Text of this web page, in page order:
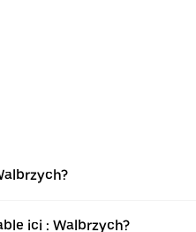
ici : Walbrzych?